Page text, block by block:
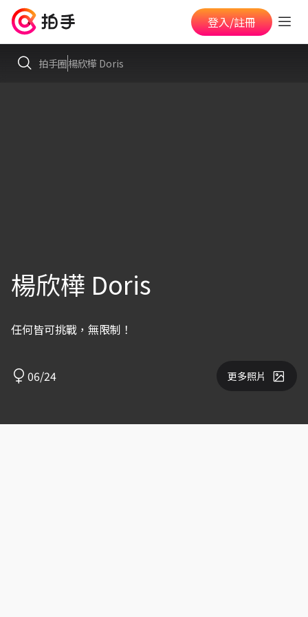
登入/註冊
拍手圈楊欣樺 Doris
楊欣樺 Doris
任何皆可挑戰，無限制！
06/24 更多照片